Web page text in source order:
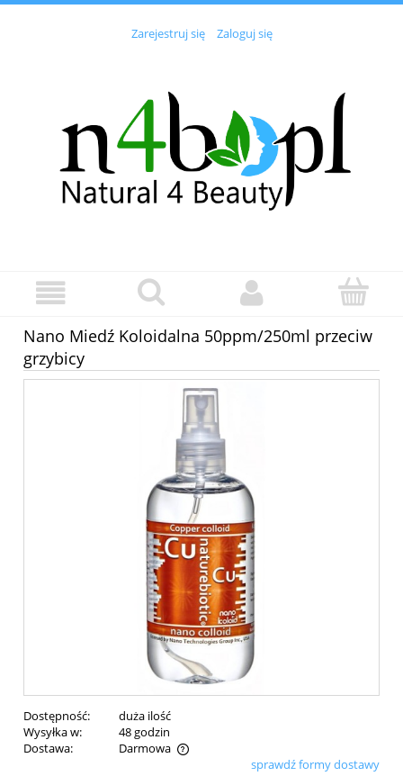
Zarejestruj się Zaloguj się
Nano Miedź Koloidalna 50ppm/250ml przeciw
grzybicy
Dostępność:
duża ilość
Wysyłka w:
48 godzin
Dostawa:
Darmowa
Cena nie zawiera ewentualnych kosztów płatnościsprawdź formy dostawy